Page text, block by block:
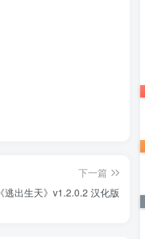
下一篇
《逃出生天》v1.2.0.2 汉化版